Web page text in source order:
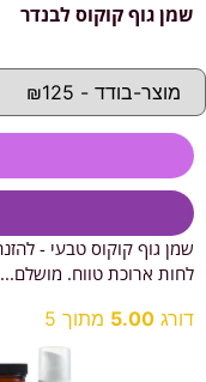
שמן גוף קוקוס לבנדר
שמן גוף קוקוס טבעי -
לחות ארוכת טווח. מושלם...
דורג 5.00 מתוך 5